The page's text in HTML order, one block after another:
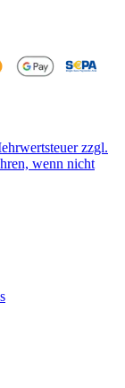
zzgl.
wenn nicht